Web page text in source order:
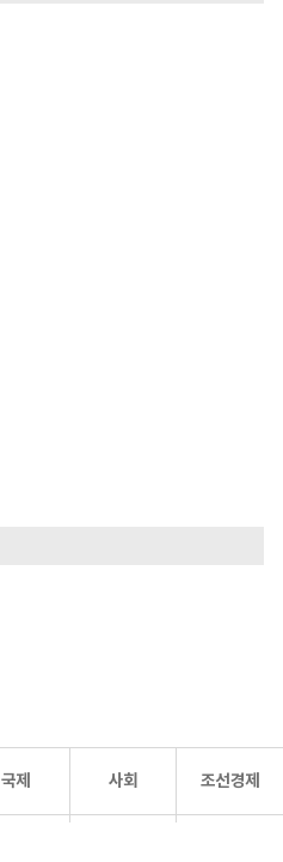
국제 사회 조선경제